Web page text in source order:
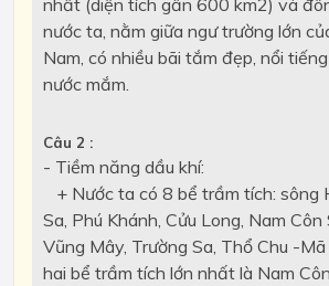
nước ta, nằm giữa ngư trường lớn
Nam, có nhiều bãi tắm đẹp, nổi
nước mắm.
Câu 2 :
- Tiềm năng dầu khí:
+ Nước ta có 8 bể trầm tích: sông
Sa, Phú Khánh, Cửu Long, Nam
Vũng Mây, Trường Sa, Thổ Chu -
hai bể trầm tích lớn nhất là Nam